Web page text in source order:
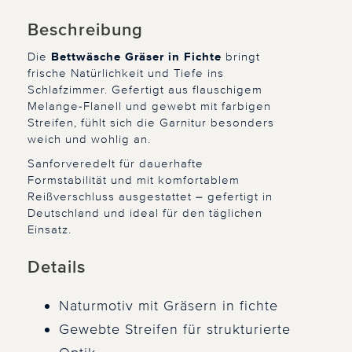
Beschreibung
Die Bettwäsche Gräser in Fichte bringt
frische Natürlichkeit und Tiefe ins
Schlafzimmer. Gefertigt aus flauschigem
Melange-Flanell und gewebt mit farbigen
Streifen, fühlt sich die Garnitur besonders
weich und wohlig an.
Sanforveredelt für dauerhafte
Formstabilität und mit komfortablem
Reißverschluss ausgestattet – gefertigt in
Deutschland und ideal für den täglichen
Einsatz.
Details
Naturmotiv mit Gräsern in fichte
Gewebte Streifen für strukturierte